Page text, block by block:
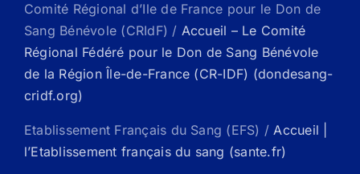
Comité Régional d’Ile de France pour le Don de
Sang Bénévole (CRIdF) / Accueil – Le Comité
Régional Fédéré pour le Don de Sang Bénévole
de la Région Île-de-France (CR-IDF) (dondesang-
cridf.org)
Etablissement Français du Sang (EFS) /Accueil |
l’Etablissement français du sang (sante.fr)